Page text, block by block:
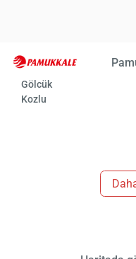
Gölcük
Kozlu